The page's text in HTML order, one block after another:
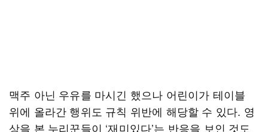
맥주 아닌 우유를 마시긴 했으나 어린이가 테이블
위에 올라간 행위도 규칙 위반에 해당할 수 있다. 영
상을 본 누리꾼들이 ‘재미있다’는 반응을 보인 것도